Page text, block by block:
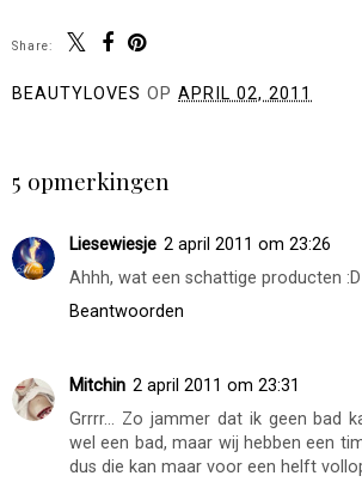
Share:
BEAUTYLOVES OP APRIL 02, 2011
5 opmerkingen
Liesewiesje 2 april 2011 om 23:26
Ahhh, wat een schattige producten :D
Beantwoorden
Mitchin 2 april 2011 om 23:31
Grrrr... Zo jammer dat ik geen bad
wel een bad, maar wij hebben een
dus die kan maar voor een helft